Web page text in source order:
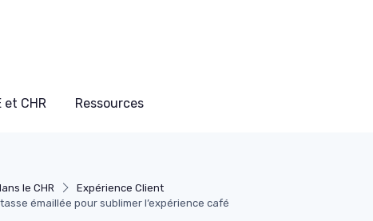
et CHR Ressources
le CHR
Expérience Client
émaillée pour sublimer l’expérience café